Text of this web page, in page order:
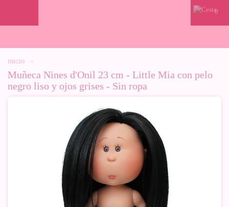
0
INICIO >
Muñeca Nines d'Onil 23 cm - Little Mia con pelo
negro liso y ojos grises - Sin ropa